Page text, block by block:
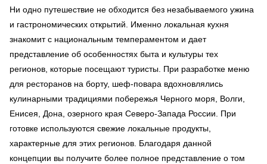
Ни одно путешествие не обходится без незабываемого ужина
и гастрономических открытий. Именно локальная кухня
знакомит с национальным темпераментом и дает
представление об особенностях быта и культуры тех
регионов, которые посещают туристы. При разработке меню
для ресторанов на борту, шеф-повара вдохновлялись
кулинарными традициями побережья Черного моря, Волги,
Енисея, Дона, озерного края Северо-Запада России. При
готовке используются свежие локальные продукты,
характерные для этих регионов. Благодаря данной
концепции вы получите более полное представление о том